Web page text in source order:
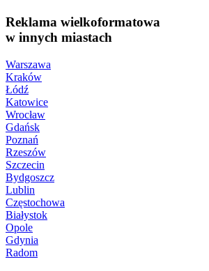
Reklama wielkoformatowa
w innych miastach
Warszawa
Kraków
Łódź
Katowice
Wrocław
Gdańsk
Poznań
Rzeszów
Szczecin
Bydgoszcz
Lublin
Częstochowa
Białystok
Opole
Gdynia
Radom